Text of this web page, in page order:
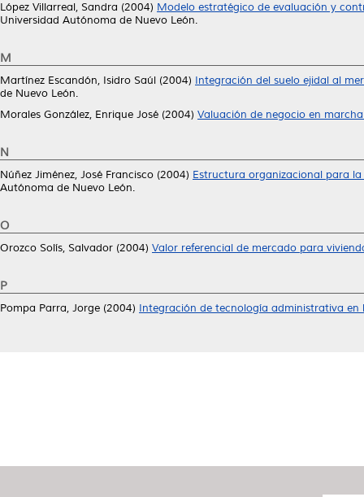
López Villarreal, Sandra (2004) Modelo estratégico de evaluación y
Universidad Autónoma de Nuevo León.
M
Martínez Escandón, Isidro Saúl (2004) Integración del suelo ejidal al
de Nuevo León.
Morales González, Enrique José (2004) Valuación de negocio en
N
Núñez Jiménez, José Francisco (2004) Estructura organizacional para
Autónoma de Nuevo León.
O
Orozco Solís, Salvador (2004) Valor referencial de mercado para
P
Pompa Parra, Jorge (2004) Integración de tecnología administrativa en